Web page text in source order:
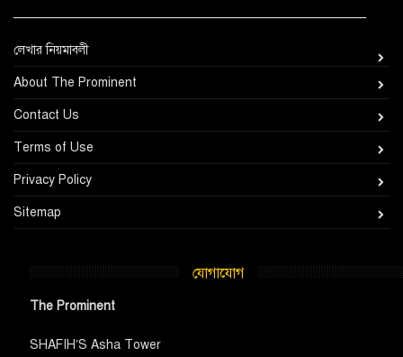
লেখার নিয়মাবলী
About The Prominent
Contact Us
Terms of Use
Privacy Policy
Sitemap
যোগাযোগ
The Prominent
SHAFIH’S Asha​ Tower​